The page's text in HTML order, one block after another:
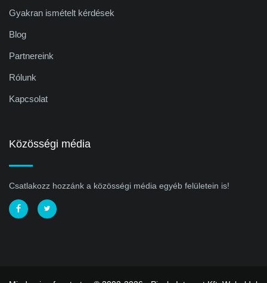
Gyakran ismételt kérdések
Blog
Partnereink
Rólunk
Kapcsolat
Közösségi média
Csatlakozz hozzánk a közösségi média egyéb felületein is!